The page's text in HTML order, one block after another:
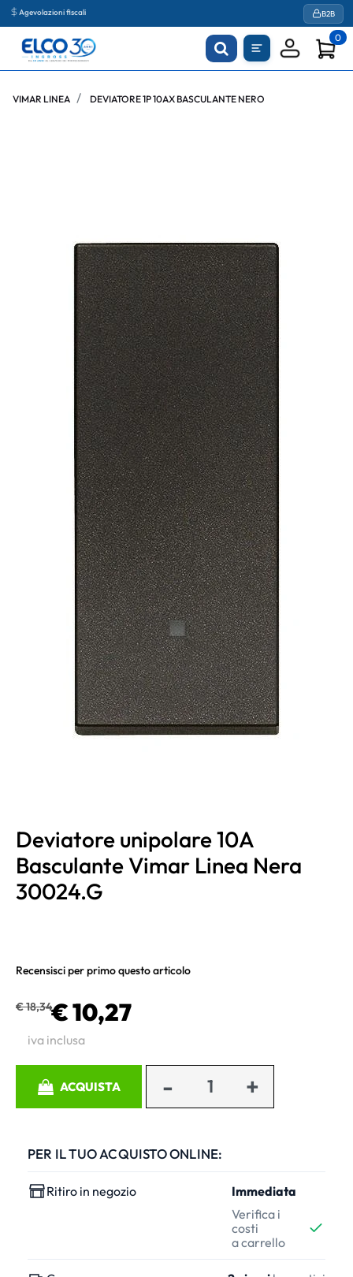
Agevolazioni fiscali B2B
0
VIMAR LINEA DEVIATORE 1P 10AX BASCULANTE NERO
Deviatore unipolare 10A
Basculante Vimar Linea Nera
30024.G
Recensisci per primo questo articolo
€ 18,34€ 10,27
iva inclusa
ACQUISTA
PER IL TUO ACQUISTO ONLINE:
Ritiro in negozio
Immediata
Verifica i
costi
a carrello